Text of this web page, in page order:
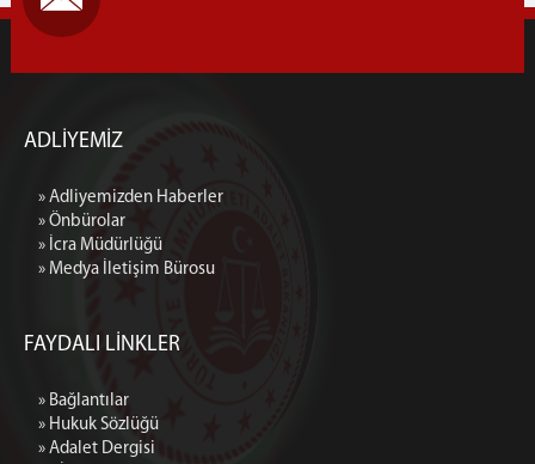
ADLİYEMİZ
» Adliyemizden Haberler
» Önbürolar
» İcra Müdürlüğü
» Medya İletişim Bürosu
FAYDALI LİNKLER
» Bağlantılar
» Hukuk Sözlüğü
» Adalet Dergisi